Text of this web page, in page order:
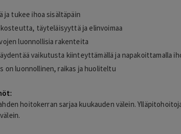
ja tukee ihoa sisältäpäin
kosteutta, täyteläisyyttä ja elinvoimaa
luonnollisia rakenteita
vaikutusta kiinteyttämällä ja napakoittamalla
on luonnollinen, raikas ja huoliteltu
hoitokerran sarjaa kuukauden välein.